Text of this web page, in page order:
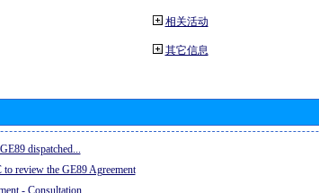
相关活动
其它信息
dispatched...
review the GE89 Agreement
- Consultation